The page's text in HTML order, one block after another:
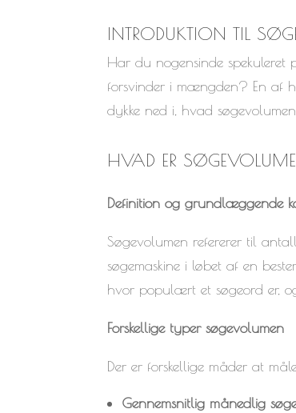
INTRODUKTION TIL
Har du nogensinde spekuleret
forsvinder i mængden? En af
dykke ned i, hvad
HVAD ER
Definition og grundlæggende
Søgevolumen refererer til
søgemaskine i løbet af en
hvor populært et søgeord er,
Forskellige typer søgevolumen
Der er forskellige måder at
Gennemsnitlig månedlig